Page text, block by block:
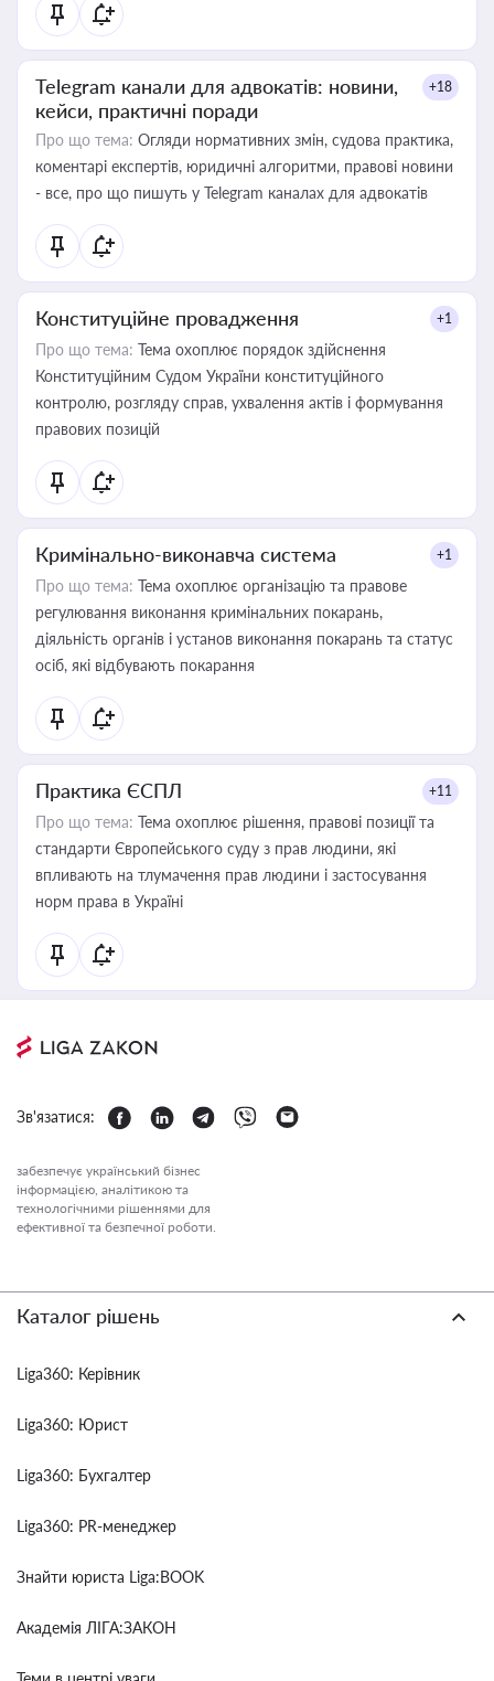
Telegram канали для адвокатів: новини,
кейси, практичні поради
+18
Про що тема: Огляди нормативних змін, судова практика,
коментарі експертів, юридичні алгоритми, правові новини
- все, про що пишуть у Telegram каналах для адвокатів
Конституційне провадження +1
Про що тема: Тема охоплює порядок здійснення
Конституційним Судом України конституційного
контролю, розгляду справ, ухвалення актів і формування
правових позицій
Кримінально-виконавча система +1
Про що тема: Тема охоплює організацію та правове
регулювання виконання кримінальних покарань,
діяльність органів і установ виконання покарань та статус
осіб, які відбувають покарання
Практика ЄСПЛ +11
Про що тема: Тема охоплює рішення, правові позиції та
стандарти Європейського суду з прав людини, які
впливають на тлумачення прав людини і застосування
норм права в Україні
Зв'язатися:
забезпечує український бізнес
інформацією, аналітикою та
технологічними рішеннями для
ефективної та безпечної роботи.
Каталог рішень
Liga360: Керівник
Liga360: Юрист
Liga360: Бухгалтер
Liga360: PR-менеджер
Знайти юриста Liga:BOOK
Академія ЛІГА:ЗАКОН